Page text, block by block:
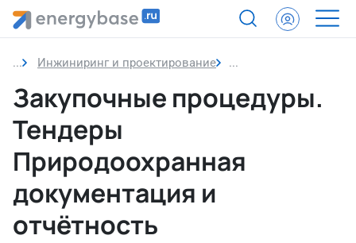
Инжиниринг и проектирование Природоохранная
Закупочные процедуры.
Тендеры
Природоохранная
документация и
отчётность